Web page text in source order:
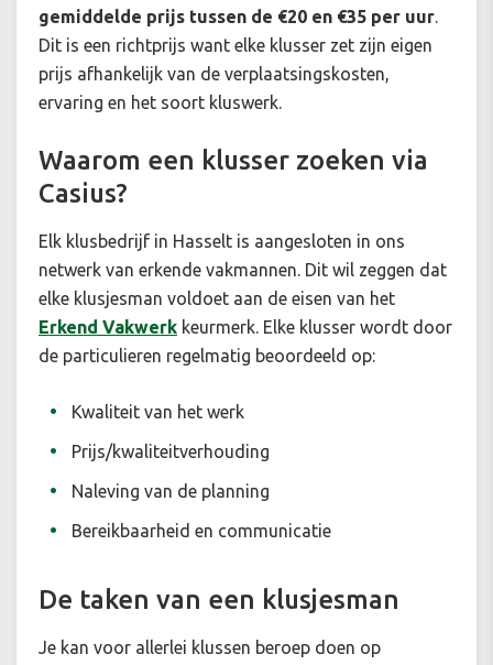
gemiddelde prijs tussen de €20 en €35 per uur.
Dit is een richtprijs want elke klusser zet zijn eigen
prijs afhankelijk van de verplaatsingskosten,
ervaring en het soort kluswerk.
Waarom een klusser zoeken via
Casius?
Elk klusbedrijf in Hasselt is aangesloten in ons
netwerk van erkende vakmannen. Dit wil zeggen dat
elke klusjesman voldoet aan de eisen van het
Erkend Vakwerk keurmerk. Elke klusser wordt door
de particulieren regelmatig beoordeeld op:
Kwaliteit van het werk
Prijs/kwaliteitverhouding
Naleving van de planning
Bereikbaarheid en communicatie
De taken van een klusjesman
Je kan voor allerlei klussen beroep doen op